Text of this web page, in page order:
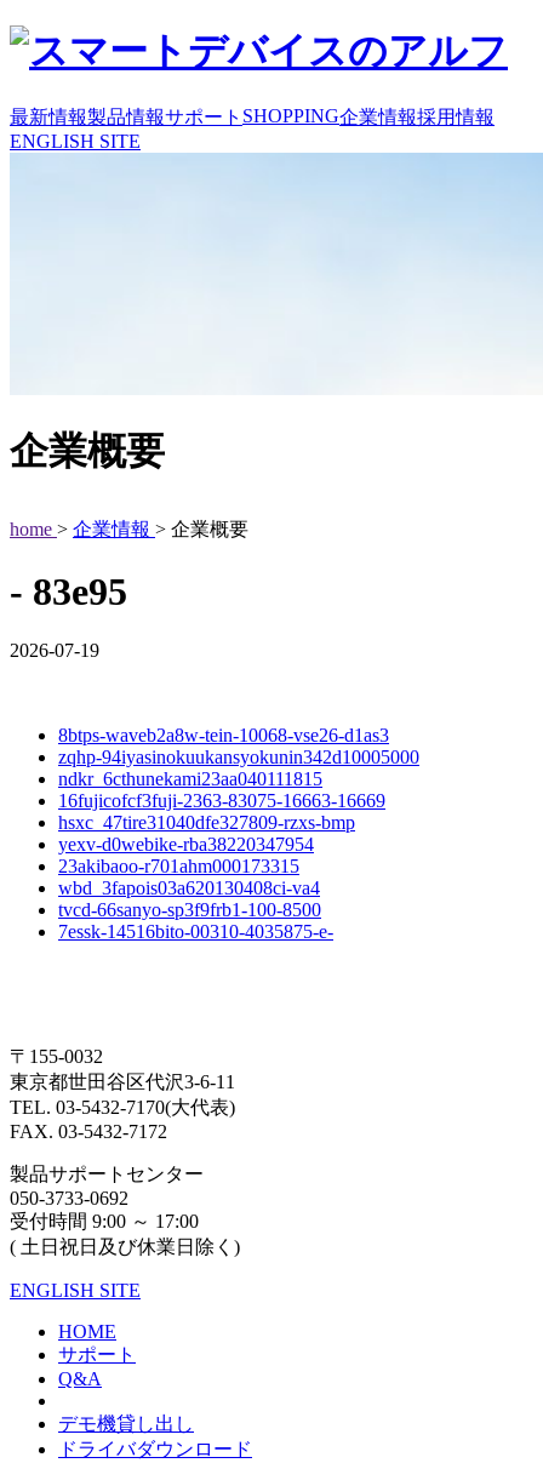
最新情報製品情報サポート SHOPPING企業情報採用情報
ENGLISH SITE
企業概要
home > 企業情報 > 企業概要
- 83e95
2026-07-19
8btps-waveb2a8w-tein-10068-vse26-d1as3
zqhp-94iyasinokuukansyokunin342d10005000
ndkr_6cthunekami23aa040111815
16fujicofcf3fuji-2363-83075-16663-16669
hsxc_47tire31040dfe327809-rzxs-bmp
yexv-d0webike-rba38220347954
23akibaoo-r701ahm000173315
wbd_3fapois03a620130408ci-va4
tvcd-66sanyo-sp3f9frb1-100-8500
7essk-14516bito-00310-4035875-e-
〒155-0032
東京都世田谷区代沢3-6-11
TEL. 03-5432-7170(大代表)
FAX. 03-5432-7172
製品サポートセンター
050-3733-0692
受付時間 9:00 ～ 17:00
( 土日祝日及び休業日除く)
ENGLISH SITE
HOME
サポート
Q&A
デモ機貸し出し
ドライバダウンロード